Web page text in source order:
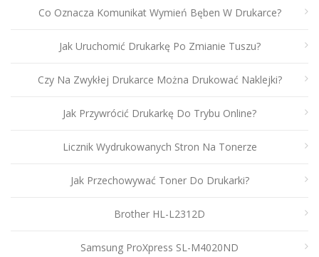
Co Oznacza Komunikat Wymień Bęben W Drukarce?
Jak Uruchomić Drukarkę Po Zmianie Tuszu?
Czy Na Zwykłej Drukarce Można Drukować Naklejki?
Jak Przywrócić Drukarkę Do Trybu Online?
Licznik Wydrukowanych Stron Na Tonerze
Jak Przechowywać Toner Do Drukarki?
Brother HL-L2312D
Samsung ProXpress SL-M4020ND